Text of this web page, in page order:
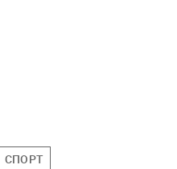
СПОРТ